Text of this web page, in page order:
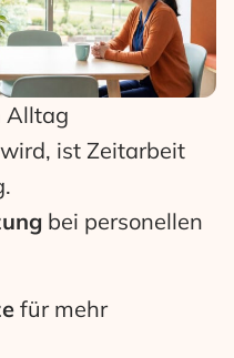
Alltag
ist Zeitarbeit
bei personellen
für mehr